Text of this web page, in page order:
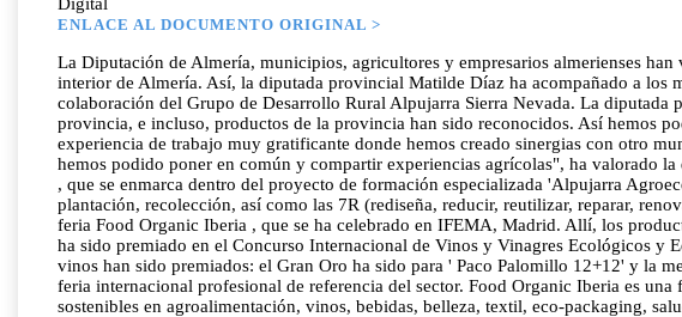
ENLACE AL DOCUMENTO ORIGINAL >
La Diputación de Almería, municipios, agricultores y empresarios almerienses
interior de Almería. Así, la diputada provincial Matilde Díaz ha acompañado a
colaboración del Grupo de Desarrollo Rural Alpujarra Sierra Nevada. La diputada
provincia, e incluso, productos de la provincia han sido reconocidos. Así hemos
experiencia de trabajo muy gratificante donde hemos creado sinergias con otro
hemos podido poner en común y compartir experiencias agrícolas", ha valorado
, que se enmarca dentro del proyecto de formación especializada 'Alpujarra
plantación, recolección, así como las 7R (rediseña, reducir, reutilizar, reparar,
feria Food Organic Iberia , que se ha celebrado en IFEMA, Madrid. Allí, los
ha sido premiado en el Concurso Internacional de Vinos y Vinagres Ecológicos
vinos han sido premiados: el Gran Oro ha sido para ' Paco Palomillo 12+12' y la
feria internacional profesional de referencia del sector. Food Organic Iberia es
sostenibles en agroalimentación, vinos, bebidas, belleza, textil, eco-packaging,